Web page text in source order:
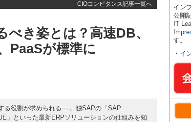
CIOコンピタンス記事一覧へ
き姿とは？高速DB、
PaaSが標準に
る役割が求められる−−。独SAPの「SAP
」といった最新ERPソリューションの仕組みを知
イン
公開
IT
す。
・ イ